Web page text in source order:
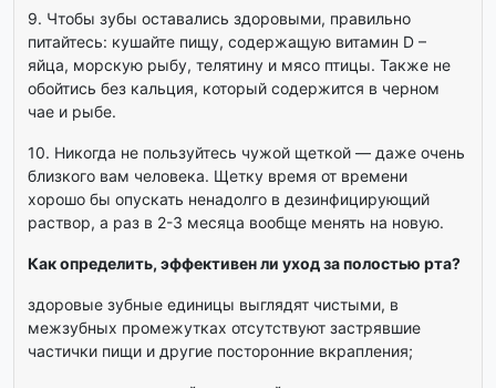
9. Чтобы зубы оставались здоровыми, правильно
питайтесь: кушайте пищу, содержащую витамин D –
яйца, морскую рыбу, телятину и мясо птицы. Также не
обойтись без кальция, который содержится в черном
чае и рыбе.
10. Никогда не пользуйтесь чужой щеткой — даже очень
близкого вам человека. Щетку время от времени
хорошо бы опускать ненадолго в дезинфицирующий
раствор, а раз в 2-3 месяца вообще менять на новую.
Как определить, эффективен ли уход за полостью рта?
здоровые зубные единицы выглядят чистыми, в
межзубных промежутках отсутствуют застрявшие
частички пищи и другие посторонние вкрапления;